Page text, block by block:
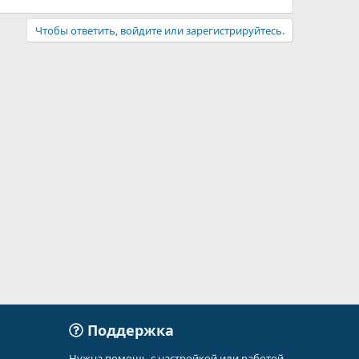
Чтобы ответить, войдите или зарегистрируйтесь.
Поддержка